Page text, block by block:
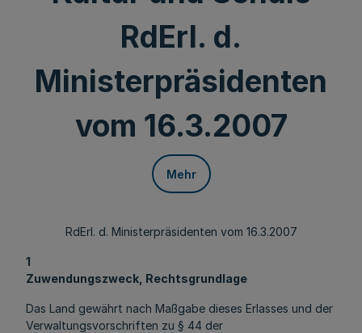
RdErl. d.
Ministerpräsidenten
vom 16.3.2007
Mehr
RdErl. d. Ministerpräsidenten vom 16.3.2007
1
Zuwendungszweck, Rechtsgrundlage
Das Land gewährt nach Maßgabe dieses Erlasses und der
Verwaltungsvorschriften zu § 44 der